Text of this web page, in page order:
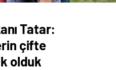
Tatar:
çifte
olduk